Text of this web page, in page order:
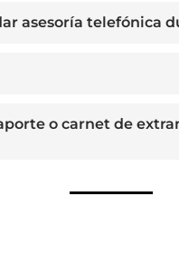
asesoría telefónica
o carnet de